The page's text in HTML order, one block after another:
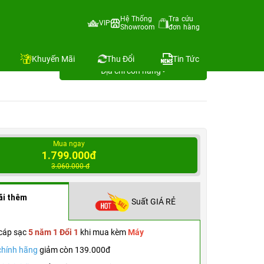
VIP
Hệ Thống
Showroom
Tra cứu
đơn hàng
Khuyến Mãi Thu Đổi Tin Tức
12
Địa chỉ còn hàng
Mua ngay
1.799.000đ
3.060.000 đ
thêm Suất GIÁ RẺ
sạc 5 năm 1 Đổi 1 khi mua kèm Máy
hãng giảm còn 139.000đ